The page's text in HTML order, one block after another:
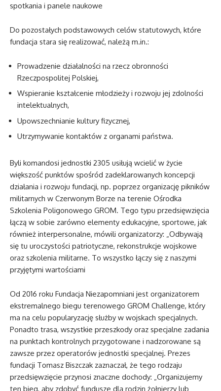
spotkania i panele naukowe
Do pozostałych podstawowych celów statutowych, które
fundacja stara się realizować, należą m.in.:
Prowadzenie działalności na rzecz obronności
Rzeczpospolitej Polskiej,
Wspieranie kształcenie młodzieży i rozwoju jej zdolności
intelektualnych,
Upowszechnianie kultury fizycznej,
Utrzymywanie kontaktów z organami państwa.
Byli komandosi jednostki 2305 usiłują wcielić w życie
większość punktów spośród zadeklarowanych koncepcji
działania i rozwoju fundacji, np. poprzez organizację pikników
militarnych w Czerwonym Borze na terenie Ośrodka
Szkolenia Poligonowego GROM. Tego typu przedsięwzięcia
łączą w sobie zarówno elementy edukacyjne, sportowe, jak
również interpersonalne, mówili organizatorzy: „Odbywają
się tu uroczystości patriotyczne, rekonstrukcje wojskowe
oraz szkolenia militarne. To wszystko łączy się z naszymi
przyjętymi wartościami
Od 2016 roku Fundacja Niezapomniani jest organizatorem
ekstremalnego biegu terenowego GROM Challenge, który
ma na celu popularyzację służby w wojskach specjalnych.
Ponadto trasa, wszystkie przeszkody oraz specjalne zadania
na punktach kontrolnych przygotowane i nadzorowane są
zawsze przez operatorów jednostki specjalnej. Prezes
fundacji Tomasz Biszczak zaznaczał, że tego rodzaju
przedsięwzięcie przynosi znaczne dochody: „Organizujemy
ten bieg, aby zdobyć fundusze dla rodzin żołnierzy lub